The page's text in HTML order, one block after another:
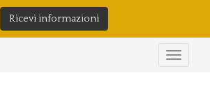
Ricevi informazioni